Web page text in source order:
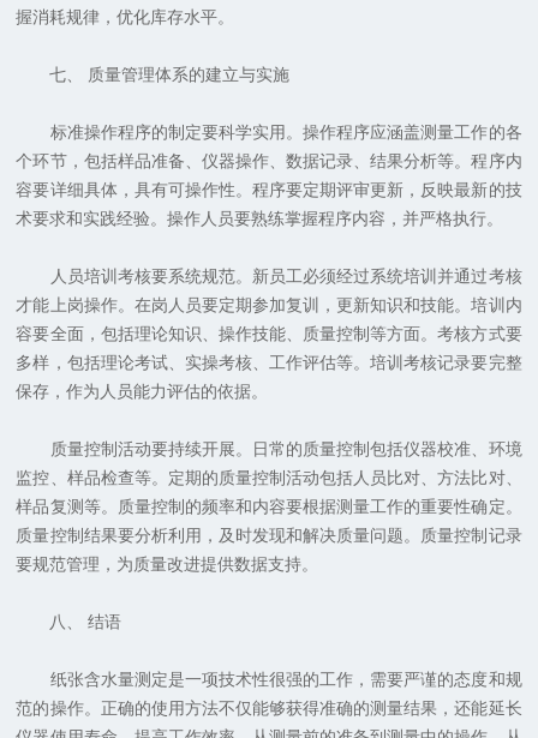
握消耗规律，优化库存水平。
七、 质量管理体系的建立与实施
标准操作程序的制定要科学实用。操作程序应涵盖测量工作的各
个环节，包括样品准备、仪器操作、数据记录、结果分析等。程序内
容要详细具体，具有可操作性。程序要定期评审更新，反映最新的技
术要求和实践经验。操作人员要熟练掌握程序内容，并严格执行。
人员培训考核要系统规范。新员工必须经过系统培训并通过考核
才能上岗操作。在岗人员要定期参加复训，更新知识和技能。培训内
容要全面，包括理论知识、操作技能、质量控制等方面。考核方式要
多样，包括理论考试、实操考核、工作评估等。培训考核记录要完整
保存，作为人员能力评估的依据。
质量控制活动要持续开展。日常的质量控制包括仪器校准、环境
监控、样品检查等。定期的质量控制活动包括人员比对、方法比对、
样品复测等。质量控制的频率和内容要根据测量工作的重要性确定。
质量控制结果要分析利用，及时发现和解决质量问题。质量控制记录
要规范管理，为质量改进提供数据支持。
八、 结语
纸张含水量测定是一项技术性很强的工作，需要严谨的态度和规
范的操作。正确的使用方法不仅能够获得准确的测量结果，还能延长